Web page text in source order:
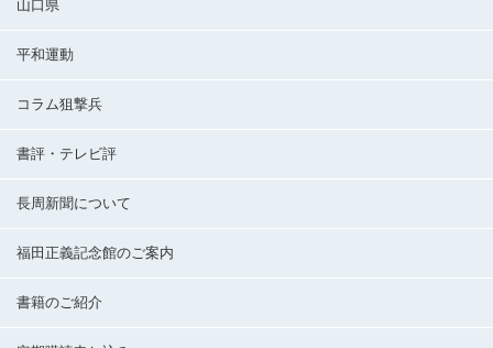
山口県
平和運動
コラム狙撃兵
書評・テレビ評
長周新聞について
福田正義記念館のご案内
書籍のご紹介